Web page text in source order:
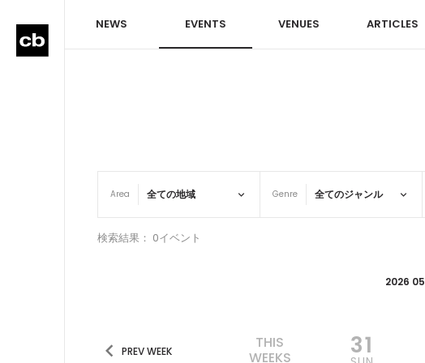
NEWS EVENTS VENUES ARTICLES
Area Genre
検索結果： 0イベント
2026 05
PREV WEEK
THIS
WEEKS
31